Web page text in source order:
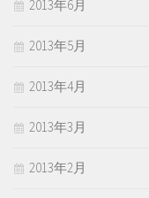
2013年6月
2013年5月
2013年4月
2013年3月
2013年2月